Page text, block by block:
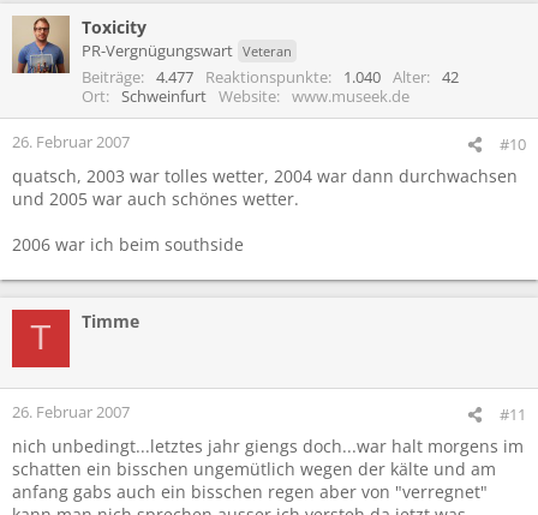
Toxicity
PR-Vergnügungswart Veteran
Beiträge 4.477 Reaktionspunkte 1.040 Alter
42
Ort
Schweinfurt Website www.museek.de
26. Februar 2007 #10
quatsch, 2003 war tolles wetter, 2004 war dann durchwachsen
und 2005 war auch schönes wetter.
2006 war ich beim southside
T Timme
26. Februar 2007 #11
nich unbedingt...letztes jahr giengs doch...war halt morgens im
schatten ein bisschen ungemütlich wegen der kälte und am
anfang gabs auch ein bisschen regen aber von "verregnet"